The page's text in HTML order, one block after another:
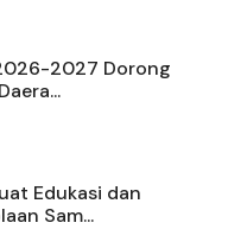
2027 Dorong
Edukasi dan
Sam...